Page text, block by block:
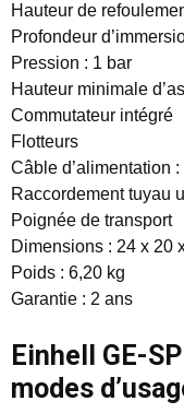
Hauteur de
Profondeur
Pression : 1 bar
Hauteur minimale
Commutateur intégré
Flotteurs
Câble d’alimentation :
Raccordement tuyau
Poignée de transport
Dimensions : 24 x 20
Poids : 6,20 kg
Garantie : 2 ans
Einhell GE-
modes